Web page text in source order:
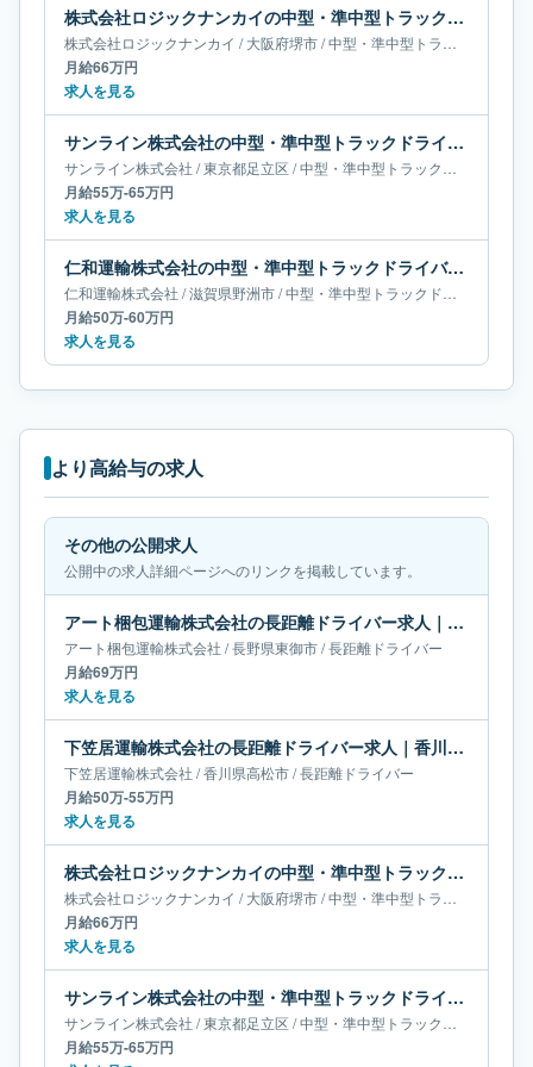
株式会社ロジックナンカイの中型・準中型トラックドライバー求人｜大阪府堺市｜月給66万円
株式会社ロジックナンカイ /大阪府堺市/中型・準中型トラックドライバー
月給66万円
求人を見る
サンライン株式会社の中型・準中型トラックドライバー求人｜東京都足立区｜月給55万-65万円
サンライン株式会社 /東京都足立区 /中型・準中型トラックドライバー
月給55万-65万円
求人を見る
仁和運輸株式会社の中型・準中型トラックドライバー求人｜滋賀県野洲市｜月給50万-60万円
仁和運輸株式会社 /滋賀県野洲市/中型・準中型トラックドライバー
月給50万-60万円
求人を見る
より高給与の求人
その他の公開求人
公開中の求人詳細ページへのリンクを掲載しています。
アート梱包運輸株式会社の長距離ドライバー求人｜長野県東御市｜月給69万円
アート梱包運輸株式会社 /長野県東御市/長距離ドライバー
月給69万円
求人を見る
下笠居運輸株式会社の長距離ドライバー求人｜香川県高松市｜月給50万-55万円
下笠居運輸株式会社 /香川県高松市/長距離ドライバー
月給50万-55万円
求人を見る
株式会社ロジックナンカイの中型・準中型トラックドライバー求人｜大阪府堺市｜月給66万円
株式会社ロジックナンカイ /大阪府堺市/中型・準中型トラックドライバー
月給66万円
求人を見る
サンライン株式会社の中型・準中型トラックドライバー求人｜東京都足立区｜月給55万-65万円
サンライン株式会社 /東京都足立区 /中型・準中型トラックドライバー
月給55万-65万円